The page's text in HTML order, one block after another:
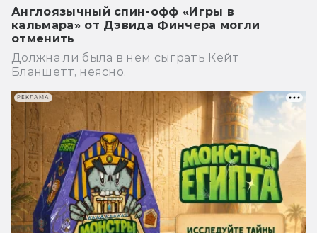
Англоязычный спин-офф «Игры в
кальмара» от Дэвида Финчера могли
отменить
Должна ли была в нем сыграть Кейт
Бланшетт, неясно.
РЕКЛАМА